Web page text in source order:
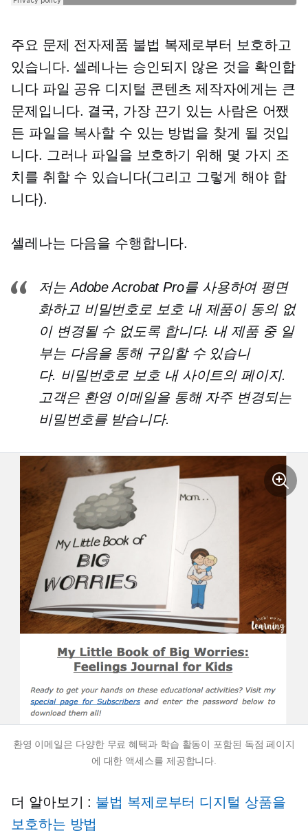
주요 문제 전자제품 불법 복제로부터 보호하고
있습니다. 셀레나는 승인되지 않은 것을 확인합
니다 파일 공유 디지털 콘텐츠 제작자에게는 큰
문제입니다. 결국, 가장 끈기 있는 사람은 어쨌
든 파일을 복사할 수 있는 방법을 찾게 될 것입
니다. 그러나 파일을 보호하기 위해 몇 가지 조
치를 취할 수 있습니다(그리고 그렇게 해야 합
니다).
셀레나는 다음을 수행합니다.
저는 Adobe Acrobat Pro를 사용하여 평면
화하고 비밀번호로 보호내 제품이 동의 없
이 변경될 수 없도록 합니다. 내 제품 중 일
부는 다음을 통해 구입할 수 있습니
다. 비밀번호로 보호내 사이트의 페이지.
고객은 환영 ​​이메일을 통해 자주 변경되는
비밀번호를 받습니다.
환영 이메일은 다양한 무료 혜택과 학습 활동이 포함된 독점 페이지
에 대한 액세스를 제공합니다.
더 알아보기 : 불법 복제로부터 디지털 상품을
보호하는 방법